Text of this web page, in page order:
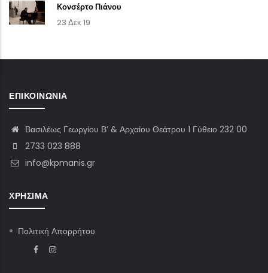
Κονσέρτο Πιάνου
23 Δεκ 19
ΕΠΙΚΟΙΝΩΝΊΑ
Βασιλέως Γεωργίου Β’ & Αρχαίου Θεάτρου 1 Γύθειο 232 00
2733 023 888
info@kpmanis.gr
ΧΡΉΣΙΜΑ
Πολιτική Απορρήτου